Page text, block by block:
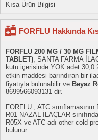
Kısa Ürün Bilgisi
FORFLU Hakkında
FORFLU 200 MG / 30 MG
TABLET), SANTA FARMA
kutu içerisinde YOK adet 30,0
etkin maddesi barındıran bir
fiyatıyla bulunabilir ve Beyaz
8699566093131 dir.
FORFLU , ATC
R01 NAZAL İLAÇLAR
R05X ve ATC adı other cold
bulunur.